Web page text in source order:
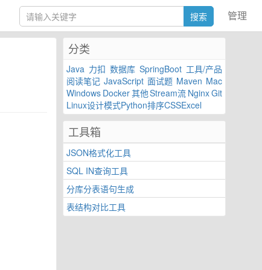
管理
分类
Java 力扣 数据库 SpringBoot 工具/产品
阅读笔记 JavaScript 面试题 Maven Mac
Windows Docker其他Stream流 NginxGit
Linux设计模式Python排序CSSExcel
工具箱
JSON格式化工具
SQL IN查询工具
分库分表语句生成
表结构对比工具